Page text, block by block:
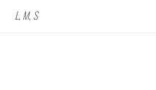
L, M, S